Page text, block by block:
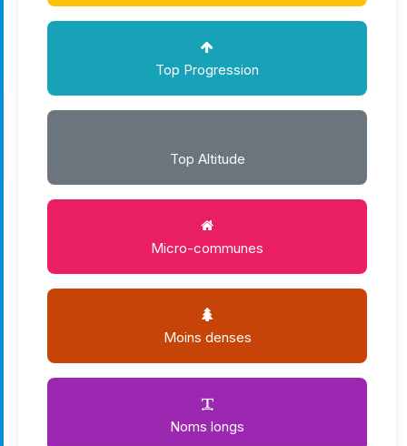
Top Progression
Top Altitude
Micro-communes
Moins denses
Noms longs